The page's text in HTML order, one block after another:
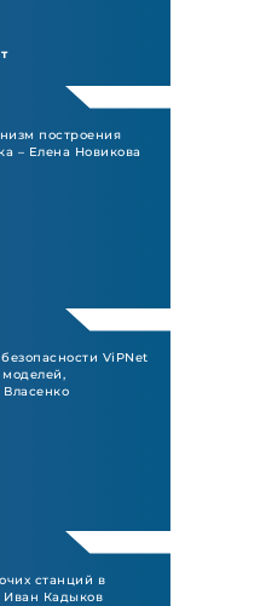
построения
– Елена Новикова
ViPNet
станций в
Иван Кадыков